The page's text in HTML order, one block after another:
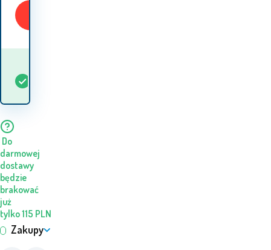
Do
darmowej
dostawy
będzie
brakować
już
tylko115 PLN
Zakupy